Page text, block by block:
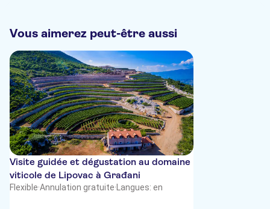
Vous aimerez peut-être aussi
Visite guidée et dégustation au domaine
viticole de Lipovac à Građani
Flexible·Annulation gratuite· Langues: en